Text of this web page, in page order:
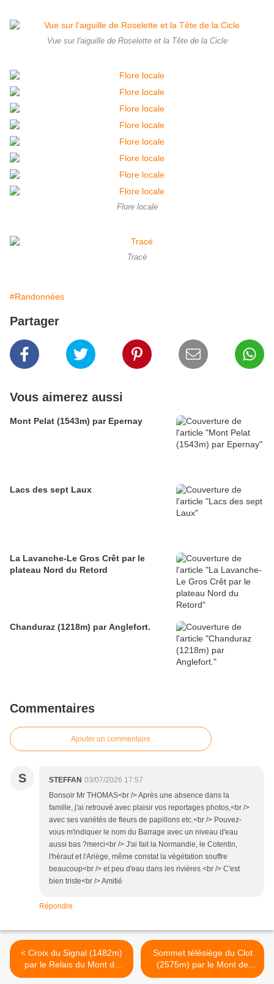
Vue sur l'aiguille de Roselette et la Tête de la Cicle
Flore locale
Tracé
#Randonnées
Partager
Vous aimerez aussi
Mont Pelat (1543m) par Epernay
Lacs des sept Laux
La Lavanche-Le Gros Crêt par le
plateau Nord du Retord
Chanduraz (1218m) par Anglefort.
Commentaires
Ajouter un commentaire
S STEFFAN 03/07/2026 17:57
Bonsoir Mr THOMAS<br /> Après une absence dans la
famille, j'ai retrouvé avec plaisir vos reportages photos,<br />
avec ses variétés de fleurs de papillons etc.<br /> Pouvez-
vous m'indiquer le nom du Barrage avec un niveau d'eau
aussi bas ?merci<br /> J'ai fait la Normandie, le Cotentin,
l'héraut et l'Ariège, même constat la végétation souffre
beaucoup<br /> et peu d'eau dans les rivières.<br /> C'est
bien triste<br /> Amitié
Répondre
< Croix du Signal (1482m)
par le Relais du Mont du
Chat.
Sommet télésiège du Clot
(2575m) par le Mont de
l'Ane (2400m). >